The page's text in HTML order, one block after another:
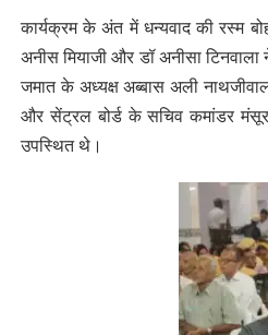
कार्यक्रम के अंत में धन्यवाद की रस्म
अनीस मियाजी और डॉ अनीसा टिनवाला
जमात के अध्यक्ष अब्बास अली
और सेंट्रल बोर्ड के सचिव कमांडर मंसूर
उपस्थित थे।